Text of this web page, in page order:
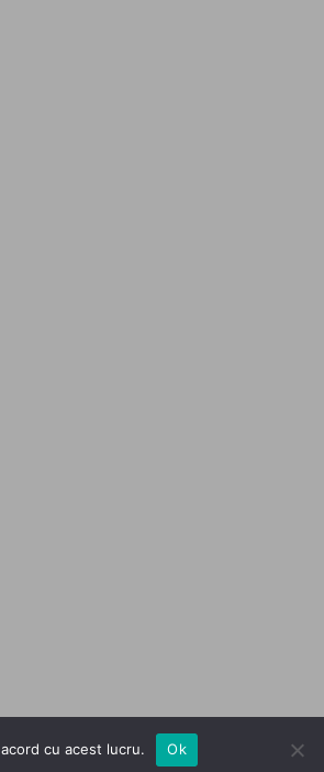
cu acest lucru. Ok